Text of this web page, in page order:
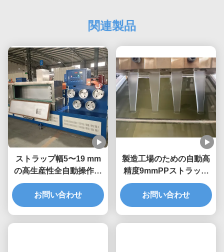
関連製品
ストラップ幅5〜19 mm
の高生産性全自動操作の
単軸PPストラップ製造機
お問い合わせ
製造工場のための自動高
精度9mmPPストラップ
生産ライン
お問い合わせ